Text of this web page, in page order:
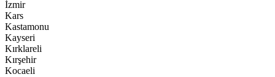
İzmir
Kars
Kastamonu
Kayseri
Kırklareli
Kırşehir
Kocaeli